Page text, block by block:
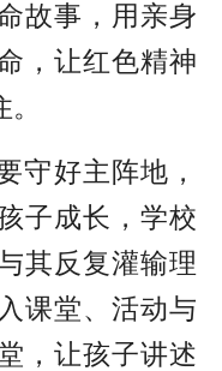
故事，用亲身
，让红色精神
守好主阵地，
子成长，学校
其反复灌输理
课堂、活动与
，让孩子讲述